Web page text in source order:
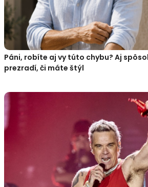
Páni, robíte aj vy túto chybu? Aj
prezradí, či máte štýl